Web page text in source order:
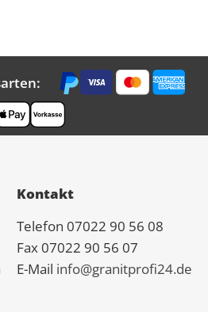
Kontakt
Telefon 07022 90 56 08
Fax 07022 90 56 07
E-Mail info@granitprofi24.de